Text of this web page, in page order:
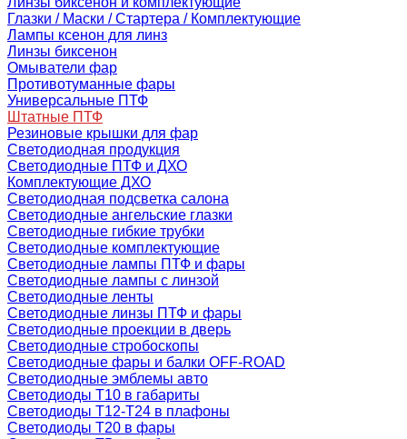
Глазки / Маски / Стартера / Комплектующие
Лампы ксенон для линз
Линзы биксенон
Омыватели фар
Противотуманные фары
Универсальные ПТФ
Штатные ПТФ
Резиновые крышки для фар
Светодиодная продукция
Светодиодные ПТФ и ДХО
Комплектующие ДХО
Светодиодная подсветка салона
Светодиодные ангельские глазки
Светодиодные гибкие трубки
Светодиодные комплектующие
Светодиодные лампы ПТФ и фары
Светодиодные лампы с линзой
Светодиодные ленты
Светодиодные линзы ПТФ и фары
Светодиодные проекции в дверь
Светодиодные стробоскопы
Светодиодные фары и балки OFF-ROAD
Светодиодные эмблемы авто
Светодиоды T10 в габариты
Светодиоды T12-T24 в плафоны
Светодиоды T20 в фары